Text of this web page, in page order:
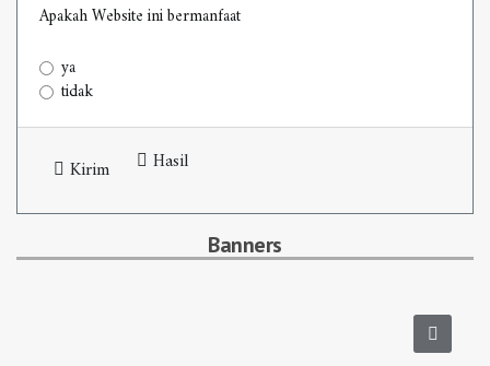
Apakah Website ini bermanfaat
ya
tidak
Kirim Hasil
Banners